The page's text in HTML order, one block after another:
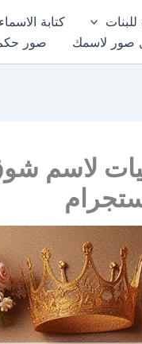
كتابة
صور لاسمك صور
لاسم